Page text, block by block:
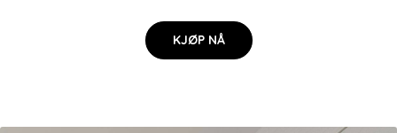
KJØP NÅ